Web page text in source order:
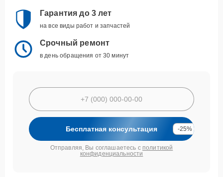
Гарантия до 3 лет
на все виды работ и запчастей
Срочный ремонт
в день обращения от 30 минут
Бесплатная консультация -25%
Отправляя, Вы соглашаетесь с политикой
конфиденциальности